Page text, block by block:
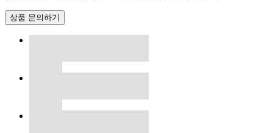
상품 문의하기